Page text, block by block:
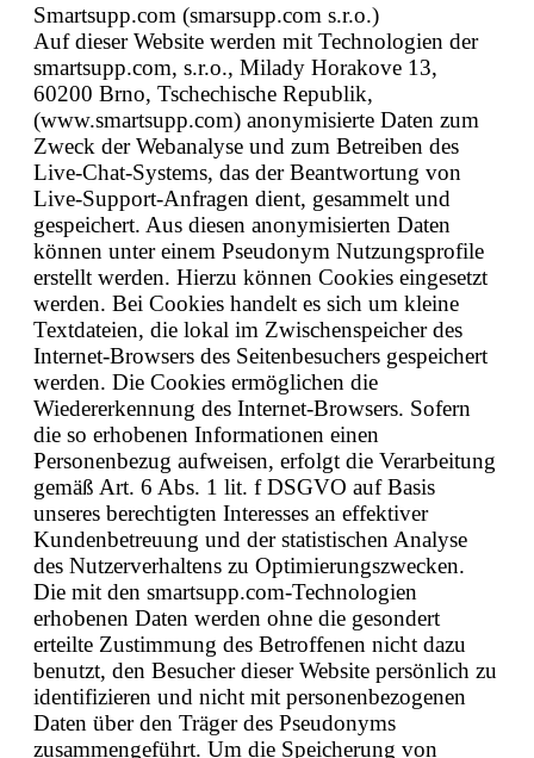
Smartsupp.com (smarsupp.com s.r.o.)
Auf dieser Website werden mit Technologien der
smartsupp.com, s.r.o., Milady Horakove 13,
60200 Brno, Tschechische Republik,
(www.smartsupp.com) anonymisierte Daten zum
Zweck der Webanalyse und zum Betreiben des
Live-Chat-Systems, das der Beantwortung von
Live-Support-Anfragen dient, gesammelt und
gespeichert. Aus diesen anonymisierten Daten
können unter einem Pseudonym Nutzungsprofile
erstellt werden. Hierzu können Cookies eingesetzt
werden. Bei Cookies handelt es sich um kleine
Textdateien, die lokal im Zwischenspeicher des
Internet-Browsers des Seitenbesuchers gespeichert
werden. Die Cookies ermöglichen die
Wiedererkennung des Internet-Browsers. Sofern
die so erhobenen Informationen einen
Personenbezug aufweisen, erfolgt die Verarbeitung
gemäß Art. 6 Abs. 1 lit. f DSGVO auf Basis
unseres berechtigten Interesses an effektiver
Kundenbetreuung und der statistischen Analyse
des Nutzerverhaltens zu Optimierungszwecken.
Die mit den smartsupp.com-Technologien
erhobenen Daten werden ohne die gesondert
erteilte Zustimmung des Betroffenen nicht dazu
benutzt, den Besucher dieser Website persönlich zu
identifizieren und nicht mit personenbezogenen
Daten über den Träger des Pseudonyms
zusammengeführt. Um die Speicherung von